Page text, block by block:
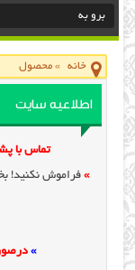
خانه »محصول
اطلاعیه سایت
تماس با
» فراموش نکنید!
»